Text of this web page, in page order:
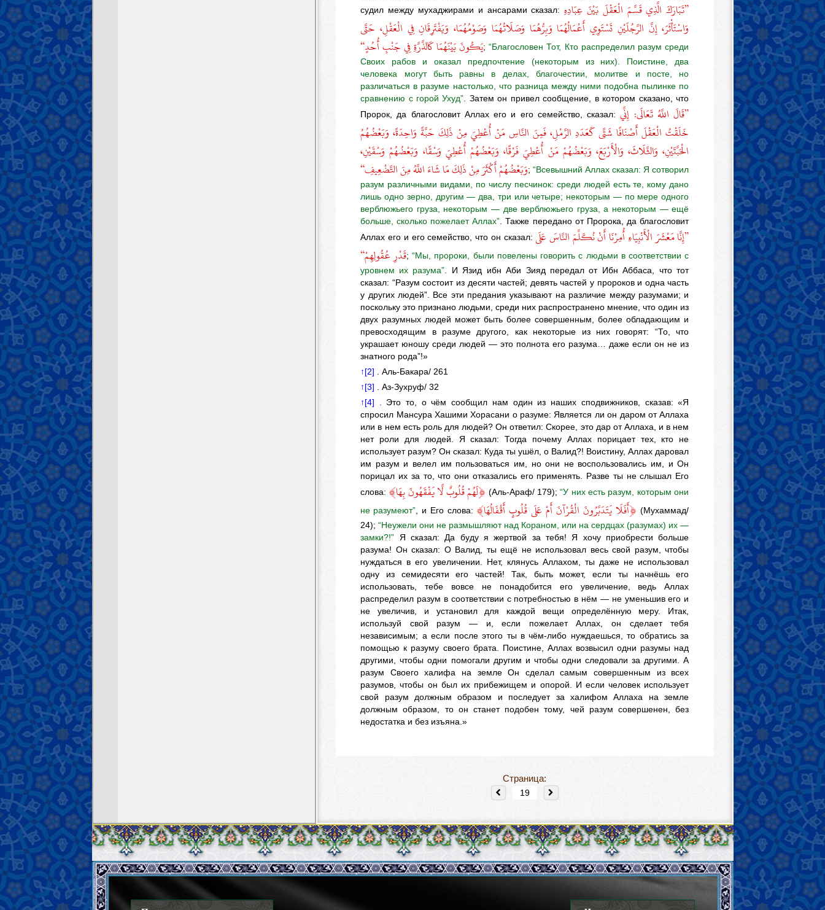
судил между мухаджирами и ансарами сказал:”تَبَارَكَ الَّذِي قَسَّمَ الْعَقْلَ بَيْنَ عِبَادِهِ
وَاسْتَأْثَرَ، إِنَّ الرَّجُلَيْنِ تَسْتَوِي أَعْمَالُهُمَا وَبِرُّهُمَا وَصَلَاتُهُمَا وَصَوْمُهُمَا، وَيَفْتَرِقَانِ فِي الْعَقْلِ، حَتَّى
يَكُونَ بَيْنَهُمَا كَالذَّرَّةِ فِي جَنْبِ أُحُدٍ“;“Благословен Тот, Кто распределил разум среди
Своих рабов и оказал предпочтение (некоторым из них). Поистине, два
человека могут быть равны в делах, благочестии, молитве и посте, но
различаться в разуме настолько, что разница между ними подобна пылинке по
сравнению с горой Ухуд”. Затем он привел сообщение, в котором сказано, что
Пророк, да благословит Аллах его и его семейство, сказал:”قَالَ اللَّهُ تَعَالَى: إِنِّي
خَلَقْتُ الْعَقْلَ أَصْنَافًا شَتَّى كَعَدَدِ الرَّمْلِ، فَمِنَ النَّاسِ مَنْ أُعْطِيَ مِنْ ذَلِكَ حَبَّةً وَاحِدَةً، وَبَعْضُهُمُ
الْحَبَّتَيْنِ، وَالثَّلَاثَ، وَالْأَرْبَعَ، وَبَعْضُهُمْ مَنْ أُعْطِيَ فَرْقًا، وَبَعْضُهُمْ أُعْطِيَ وَسْقًا، وَبَعْضُهُمْ وَسْقَيْنِ،
وَبَعْضُهُمْ أَكْثَرَ مِنْ ذَلِكَ مَا شَاءَ اللَّهُ مِنَ التَّضْعِيفِ“;“Всевышний Аллах сказал: Я сотворил
разум различными видами, по числу песчинок: среди людей есть те, кому дано
лишь одно зерно, другим — два, три или четыре; некоторым — по мере одного
верблюжьего груза, некоторым — две верблюжьего груза, а некоторым — ещё
больше, сколько пожелает Аллах”. Также передано от Пророка, да благословит
Аллах его и его семейство, что он сказал: ”إِنَّا مَعْشَرَ الْأَنْبِيَاءِ أُمِرْنَا أَنْ نُكَلِّمَ النَّاسَ عَلَى
قَدْرِ عُقُولِهِمْ“;“Мы, пророки, были повелены говорить с людьми в соответствии с
уровнем их разума”. И Язид ибн Аби Зияд передал от Ибн Аббаса, что тот
сказал: “Разум состоит из десяти частей; девять частей у пророков и одна часть
у других людей”. Все эти предания указывают на различие между разумами; и
поскольку это признано людьми, среди них распространено мнение, что один из
двух разумных людей может быть более совершенным, более обладающим и
превосходящим в разуме другого, как некоторые из них говорят: “То, что
украшает юношу среди людей — это полнота его разума… даже если он не из
знатного рода”!»
↑[2] .Аль-Бакара/ 261
↑[3] .Аз-Зухруф/ 32
↑[4]
. Это то, о чём сообщил нам один из наших сподвижников, сказав: «Я
спросил Мансура Хашими Хорасани о разуме: Является ли он даром от Аллаха
или в нем есть роль для людей? Он ответил: Скорее, это дар от Аллаха, и в нем
нет роли для людей. Я сказал: Тогда почему Аллах порицает тех, кто не
использует разум? Он сказал: Куда ты ушёл, о Валид?! Воистину, Аллах даровал
им разум и велел им пользоваться им, но они не воспользовались им, и Он
порицал их за то, что они отказались его применять. Разве ты не слышал Его
слова:
﴿لَهُمْ قُلُوبٌ لَّا يَفْقَهُونَ بِهَا﴾ (Аль-Араф/ 179);“У них есть разум, которым они
не разумеют”, и Его слова: ﴿أَفَلَا يَتَدَبَّرُونَ الْقُرْآنَ أَمْ عَلَى قُلُوبٍ أَقْفَالُهَا﴾
(Мухаммад/
24);“Неужели они не размышляют над Кораном, или на сердцах (разумах) их —
замки?!” Я сказал: Да буду я жертвой за тебя! Я хочу приобрести больше
разума! Он сказал: О Валид, ты ещё не использовал весь свой разум, чтобы
нуждаться в его увеличении. Нет, клянусь Аллахом, ты даже не использовал
одну из семидесяти его частей! Так, быть может, если ты начнёшь его
использовать, тебе вовсе не понадобится его увеличение, ведь Аллах
распределил разум в соответствии с потребностью в нём — не уменьшив его и
не увеличив, и установил для каждой вещи определённую меру. Итак,
используй свой разум — и, если пожелает Аллах, он сделает тебя
независимым; а если после этого ты в чём-либо нуждаешься, то обратись за
помощью к разуму своего брата. Поистине, Аллах возвысил одни разумы над
другими, чтобы одни помогали другим и чтобы одни следовали за другими. А
разум Своего халифа на земле Он сделал самым совершенным из всех
разумов, чтобы он был их прибежищем и опорой. И если человек использует
свой разум должным образом и последует за халифом Аллаха на земле
должным образом, то он станет подобен тому, чей разум совершенен, без
недостатка и без изъяна.»
Страница: